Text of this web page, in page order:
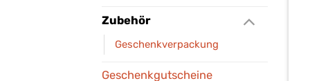
Zubehör
Geschenkverpackung
Geschenkgutscheine